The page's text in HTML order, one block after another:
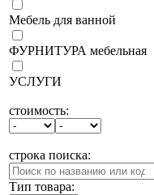
Мебель для ванной
ФУРНИТУРА мебельная
УСЛУГИ
стоимость:
строка поиска:
Тип товара: